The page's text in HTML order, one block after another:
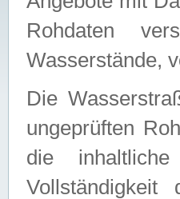
Rohdaten
Wasserstände,
Die
ungeprüften
die